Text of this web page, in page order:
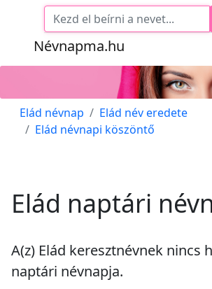
Névnapma.hu
Elád névnap
Elád név eredete
Elád névnapi köszöntő
Elád naptári
A(z) Elád keresztnévnek nincs
naptári névnapja.